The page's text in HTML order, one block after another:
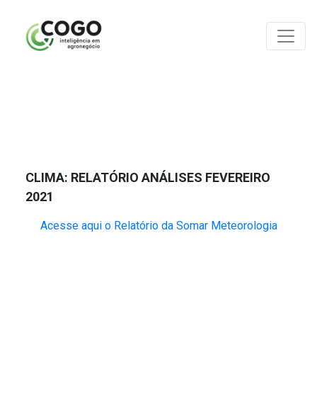
CLIMA: RELATÓRIO ANÁLISES FEVEREIRO
2021
Acesse aqui o Relatório da Somar Meteorologia